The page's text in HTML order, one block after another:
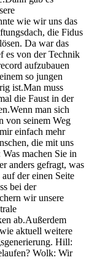
wie wir uns das
die Fidus
Da war das
es von der Technik
aufzubauen
so jungen
ist.Man muss
die Faust in der
man sich
von seinem Weg
einfach mehr
die mit uns
machen Sie in
anders gefragt, was
der einen Seite
bei der
wir unsere
ab.Außerdem
aktuell weitere
Hill:
Wolk: Wir